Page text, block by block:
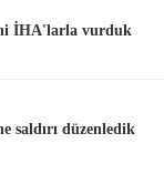
İHA'larla vurduk
saldırı düzenledik